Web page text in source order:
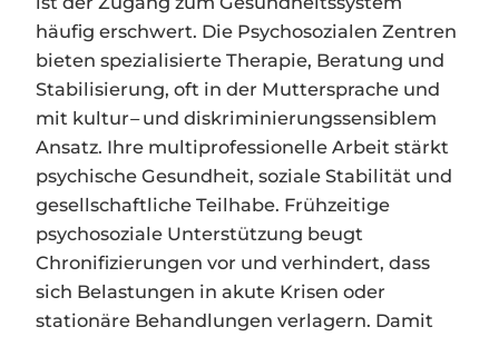
häufig erschwert. Die Psychosozialen Zentren
bieten spezialisierte Therapie, Beratung und
Stabilisierung, oft in der Muttersprache und
mit kultur–und diskriminierungssensiblem
Ansatz. Ihre multiprofessionelle Arbeit stärkt
psychische Gesundheit, soziale Stabilität und
gesellschaftliche Teilhabe. Frühzeitige
psychosoziale Unterstützung beugt
Chronifizierungen vor und verhindert, dass
sich Belastungen in akute Krisen oder
stationäre Behandlungen verlagern. Damit